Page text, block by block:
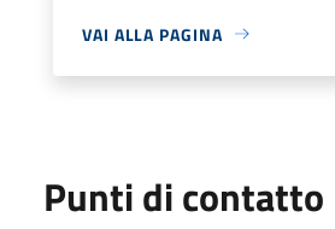
VAI ALLA PAGINA
Punti di contatto